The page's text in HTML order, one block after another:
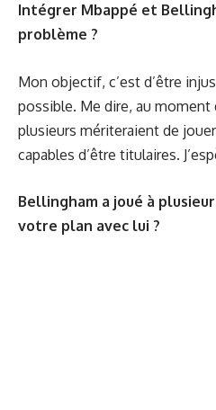
Intégrer Mbappé et
problème ?
Mon objectif, c’est d’être
possible. Me dire, au moment
plusieurs mériteraient de
capables d’être titulaires.
Bellingham a joué à
votre plan avec lui ?